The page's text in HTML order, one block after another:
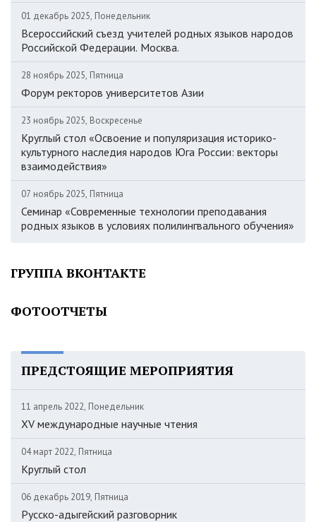
01 декабрь 2025, Понедельник
Всероссийский съезд учителей родных языков народов
Российской Федерации. Москва.
28 ноябрь 2025, Пятница
Форум ректоров университетов Азии
23 ноябрь 2025, Воскресенье
Круглый стол «Освоение и популяризация историко-
культурного наследия народов Юга России: векторы
взаимодействия»
07 ноябрь 2025, Пятница
Семинар «Современные технологии преподавания
родных языков в условиях полилингвального обучения»
ГРУППА ВКОНТАКТЕ
ФОТООТЧЕТЫ
ПРЕДСТОЯЩИЕ МЕРОПРИЯТИЯ
11 апрель 2022, Понедельник
XV международные научные чтения
04 март 2022, Пятница
Круглый стол
06 декабрь 2019, Пятница
Русско-адыгейский разговорник